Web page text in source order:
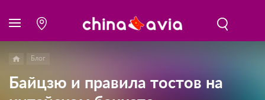
Блог
Байцзю и правила тостов на